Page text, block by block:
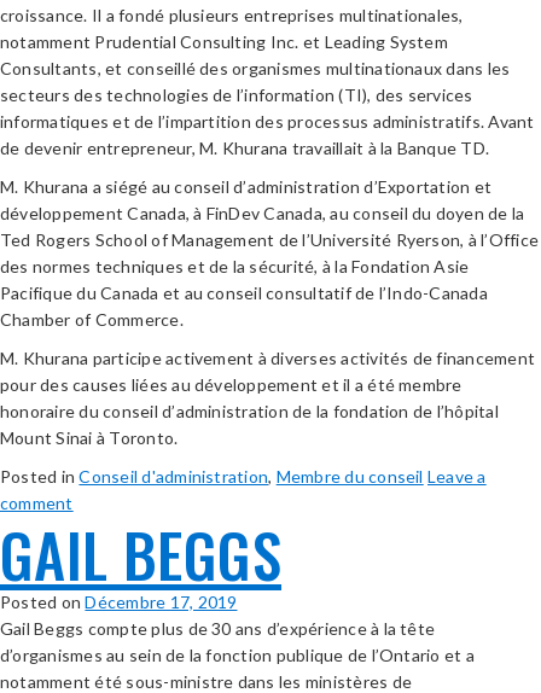
croissance. Il a fondé plusieurs entreprises multinationales,
notamment Prudential Consulting Inc. et Leading System
Consultants, et conseillé des organismes multinationaux dans les
secteurs des technologies de l’information (TI), des services
informatiques et de l’impartition des processus administratifs. Avant
de devenir entrepreneur, M. Khurana travaillait à la Banque TD.
M. Khurana a siégé au conseil d’administration d’Exportation et
développement Canada, à FinDev Canada, au conseil du doyen de la
Ted Rogers School of Management de l’Université Ryerson, à l’Office
des normes techniques et de la sécurité, à la Fondation Asie
Pacifique du Canada et au conseil consultatif de l’Indo-Canada
Chamber of Commerce.
M. Khurana participe activement à diverses activités de financement
pour des causes liées au développement et il a été membre
honoraire du conseil d’administration de la fondation de l’hôpital
Mount Sinai à Toronto.
Posted inConseil d'administration, Membre du conseil Leave a
comment
GAIL BEGGS
Posted onDécembre 17, 2019
Gail Beggs compte plus de 30 ans d’expérience à la tête
d’organismes au sein de la fonction publique de l’Ontario et a
notamment été sous-ministre dans les ministères de